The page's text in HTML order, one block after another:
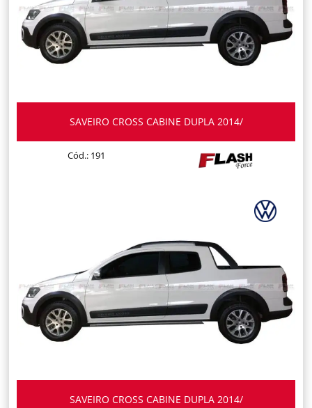
SAVEIRO CROSS CABINE DUPLA 2014/
Cód.: 191
SAVEIRO CROSS CABINE DUPLA 2014/